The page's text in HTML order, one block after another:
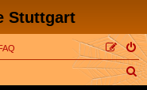
Stuttgart
S